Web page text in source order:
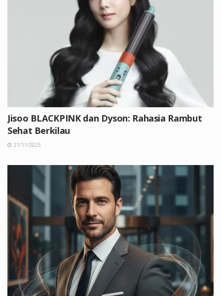
Jisoo BLACKPINK dan Dyson: Rahasia Rambut
Sehat Berkilau
21/11/2025